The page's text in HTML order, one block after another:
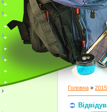
Головна » 2015